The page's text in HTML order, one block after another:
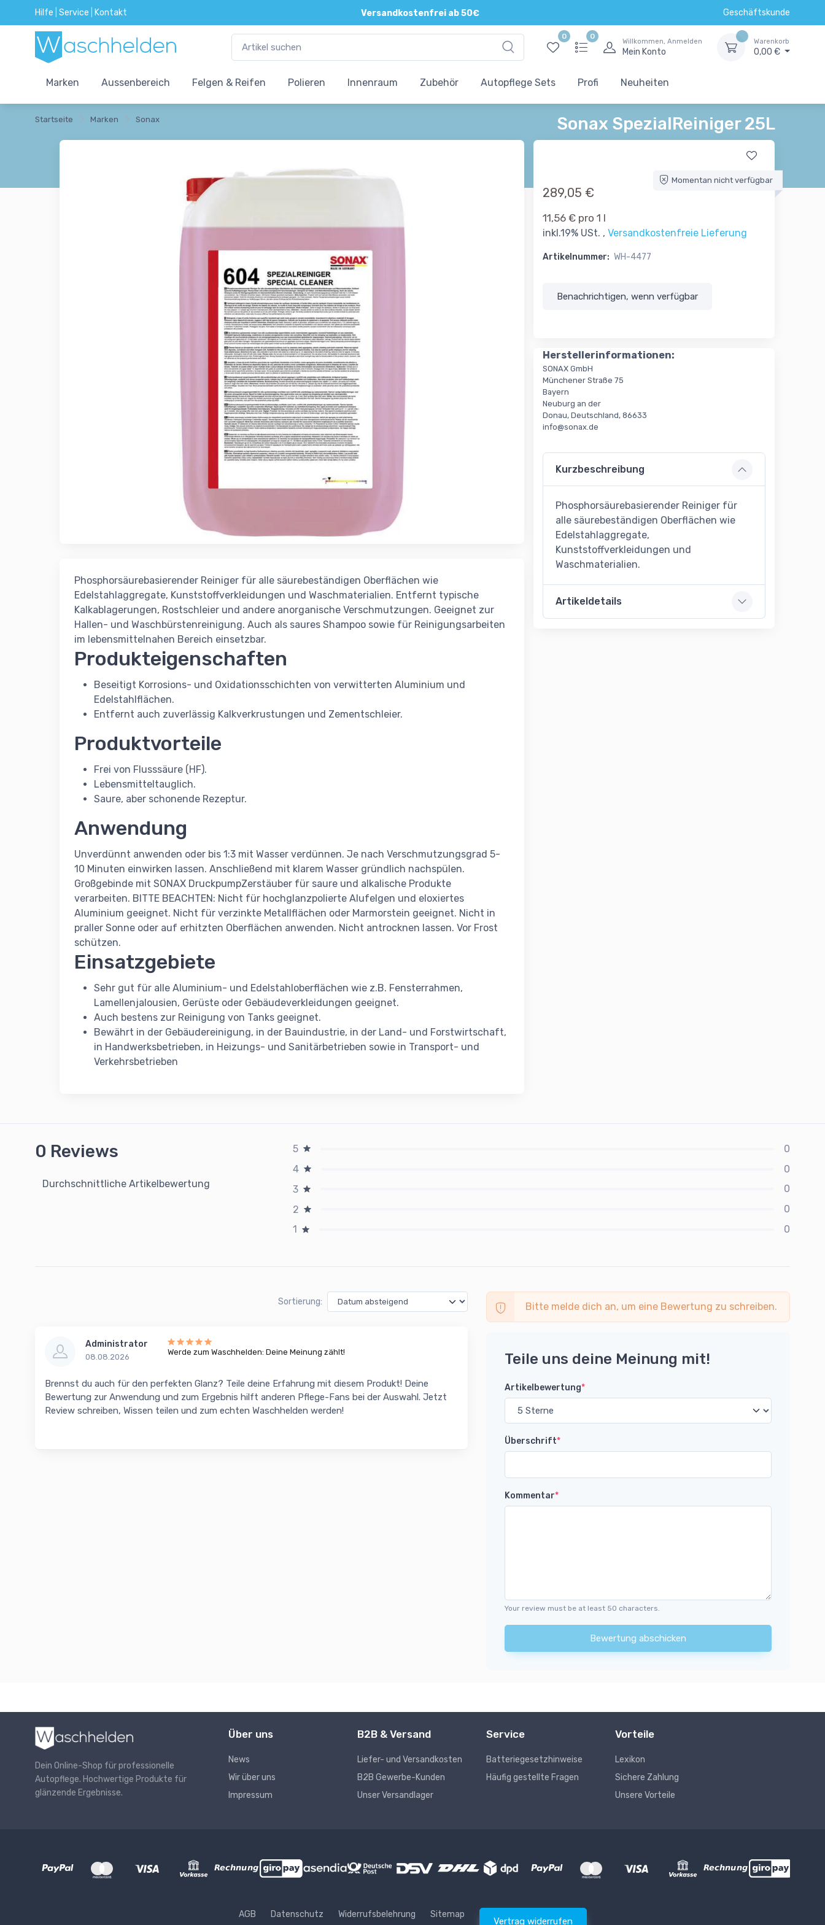
Hilfe Service Kontakt Versandkostenfrei ab 50€ Geschäftskunde
0 0
Willkommen, Anmelden
Mein Konto
Warenkorb
0,00 €
Marken Aussenbereich Felgen & Reifen Polieren Innenraum Zubehör Autopflege Sets Profi Neuheiten
Startseite Marken Sonax Sonax SpezialReiniger 25L
Phosphorsäurebasierender Reiniger für alle säurebeständigen Oberflächen wie
Edelstahlaggregate, Kunststoffverkleidungen und Waschmaterialien. Entfernt typische
Kalkablagerungen, Rostschleier und andere anorganische Verschmutzungen. Geeignet zur
Hallen- und Waschbürstenreinigung. Auch als saures Shampoo sowie für Reinigungsarbeiten
im lebensmittelnahen Bereich einsetzbar.
Produkteigenschaften
Beseitigt Korrosions- und Oxidationsschichten von verwitterten Aluminium und
Edelstahlflächen.
Entfernt auch zuverlässig Kalkverkrustungen und Zementschleier.
Produktvorteile
Frei von Flusssäure (HF).
Lebensmitteltauglich.
Saure, aber schonende Rezeptur.
Anwendung
Unverdünnt anwenden oder bis 1:3 mit Wasser verdünnen. Je nach Verschmutzungsgrad 5-
10 Minuten einwirken lassen. Anschließend mit klarem Wasser gründlich nachspülen.
Großgebinde mit SONAX DruckpumpZerstäuber für saure und alkalische Produkte
verarbeiten. BITTE BEACHTEN: Nicht für hochglanzpolierte Alufelgen und eloxiertes
Aluminium geeignet. Nicht für verzinkte Metallflächen oder Marmorstein geeignet. Nicht in
praller Sonne oder auf erhitzten Oberflächen anwenden. Nicht antrocknen lassen. Vor Frost
schützen.
Einsatzgebiete
Sehr gut für alle Aluminium- und Edelstahloberflächen wie z.B. Fensterrahmen,
Lamellenjalousien, Gerüste oder Gebäudeverkleidungen geeignet.
Auch bestens zur Reinigung von Tanks geeignet.
Bewährt in der Gebäudereinigung, in der Bauindustrie, in der Land- und Forstwirtschaft,
in Handwerksbetrieben, in Heizungs- und Sanitärbetrieben sowie in Transport- und
Verkehrsbetrieben
Momentan nicht verfügbar
289,05 €
11,56 € pro 1 l
inkl.19% USt. , Versandkostenfreie Lieferung
Artikelnummer: WH-4477
Benachrichtigen, wenn verfügbar
Herstellerinformationen:
SONAX GmbH
Münchener Straße 75
Bayern
Neuburg an der
Donau, Deutschland, 86633
info@sonax.de
Kurzbeschreibung
Phosphorsäurebasierender Reiniger für
alle säurebeständigen Oberflächen wie
Edelstahlaggregate,
Kunststoffverkleidungen und
Waschmaterialien.
Artikeldetails
0 Reviews
Durchschnittliche Artikelbewertung
5
0
4
0
3
0
2
0
1
0
Sortierung:
Administrator
08.08.2026
Werde zum Waschhelden: Deine Meinung zählt!
Brennst du auch für den perfekten Glanz? Teile deine Erfahrung mit diesem Produkt! Deine
Bewertung zur Anwendung und zum Ergebnis hilft anderen Pflege-Fans bei der Auswahl. Jetzt
Review schreiben, Wissen teilen und zum echten Waschhelden werden!
Bitte melde dich an, um eine Bewertung zu schreiben.
Teile uns deine Meinung mit!
Artikelbewertung*
Überschrift*
Kommentar*
Your review must be at least 50 characters.
Bewertung abschicken
Dein Online-Shop für professionelle
Autopflege. Hochwertige Produkte für
glänzende Ergebnisse.
Über uns
News
Wir über uns
Impressum
B2B & Versand
Liefer- und Versandkosten
B2B Gewerbe-Kunden
Unser Versandlager
Service
Batteriegesetzhinweise
Häufig gestellte Fragen
Vorteile
Lexikon
Sichere Zahlung
Unsere Vorteile
AGB Datenschutz Widerrufsbelehrung Sitemap
Vertrag widerrufen